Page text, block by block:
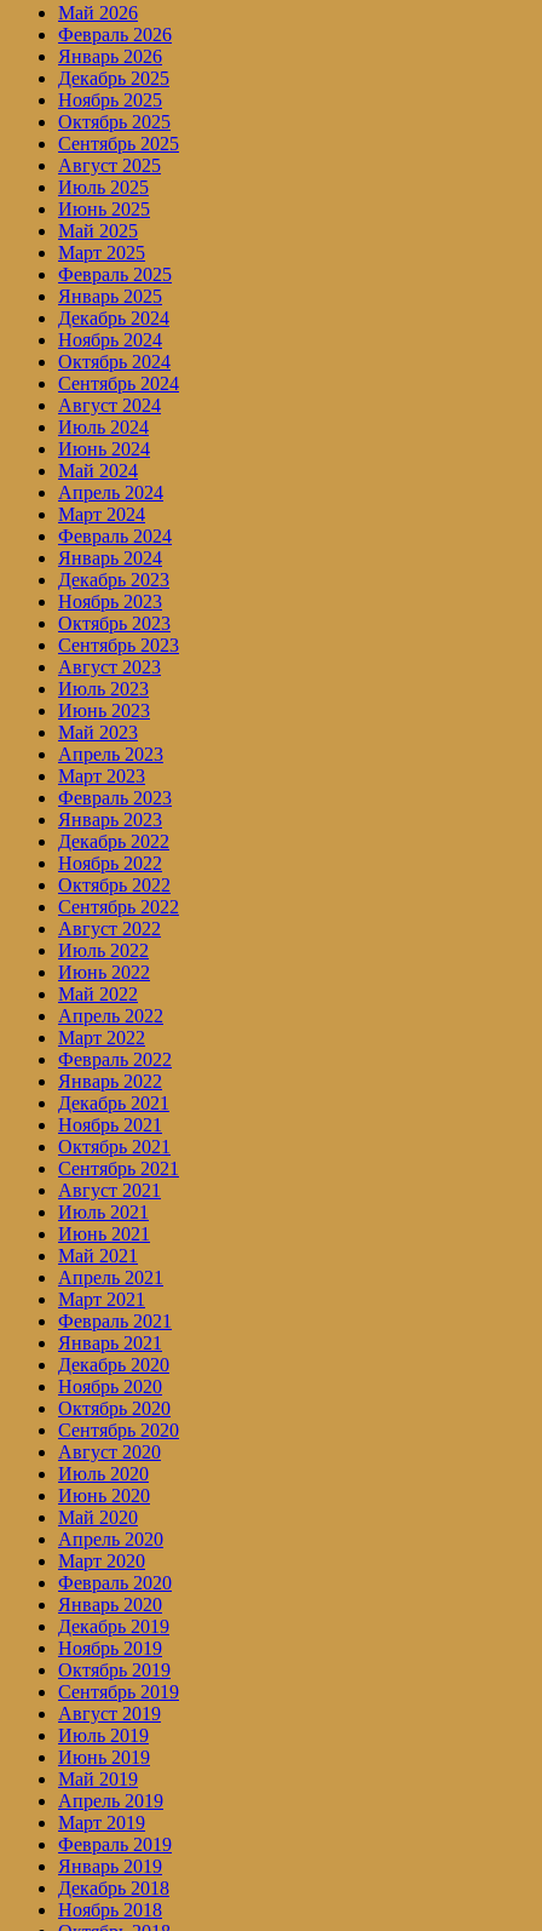
Май 2026
Февраль 2026
Январь 2026
Декабрь 2025
Ноябрь 2025
Октябрь 2025
Сентябрь 2025
Август 2025
Июль 2025
Июнь 2025
Май 2025
Март 2025
Февраль 2025
Январь 2025
Декабрь 2024
Ноябрь 2024
Октябрь 2024
Сентябрь 2024
Август 2024
Июль 2024
Июнь 2024
Май 2024
Апрель 2024
Март 2024
Февраль 2024
Январь 2024
Декабрь 2023
Ноябрь 2023
Октябрь 2023
Сентябрь 2023
Август 2023
Июль 2023
Июнь 2023
Май 2023
Апрель 2023
Март 2023
Февраль 2023
Январь 2023
Декабрь 2022
Ноябрь 2022
Октябрь 2022
Сентябрь 2022
Август 2022
Июль 2022
Июнь 2022
Май 2022
Апрель 2022
Март 2022
Февраль 2022
Январь 2022
Декабрь 2021
Ноябрь 2021
Октябрь 2021
Сентябрь 2021
Август 2021
Июль 2021
Июнь 2021
Май 2021
Апрель 2021
Март 2021
Февраль 2021
Январь 2021
Декабрь 2020
Ноябрь 2020
Октябрь 2020
Сентябрь 2020
Август 2020
Июль 2020
Июнь 2020
Май 2020
Апрель 2020
Март 2020
Февраль 2020
Январь 2020
Декабрь 2019
Ноябрь 2019
Октябрь 2019
Сентябрь 2019
Август 2019
Июль 2019
Июнь 2019
Май 2019
Апрель 2019
Март 2019
Февраль 2019
Январь 2019
Декабрь 2018
Ноябрь 2018